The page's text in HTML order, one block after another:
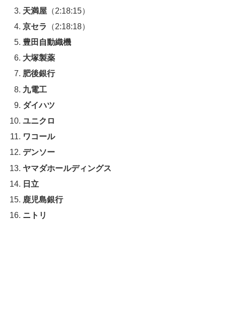
天満屋 （2:18:15）
京セラ
（2:18:18）
豊田自動織機
大塚製薬
肥後銀行
九電工
ダイハツ
ユニクロ
ワコール
デンソー
ヤマダホールディングス
日立
鹿児島銀行
ニトリ